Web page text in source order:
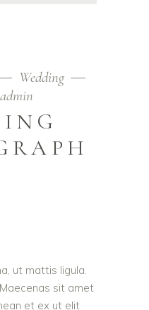
Wedding
ut mattis ligula.
sit amet
et ex ut elit